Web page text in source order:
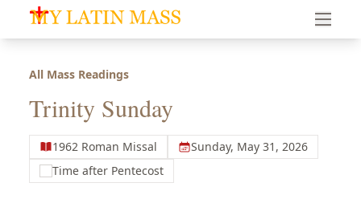
My Latin Mass - Traditional Latin Mass of South Florida
All Mass Readings
Trinity Sunday
1962 Roman Missal
Sunday, May 31, 2026
Time after Pentecost